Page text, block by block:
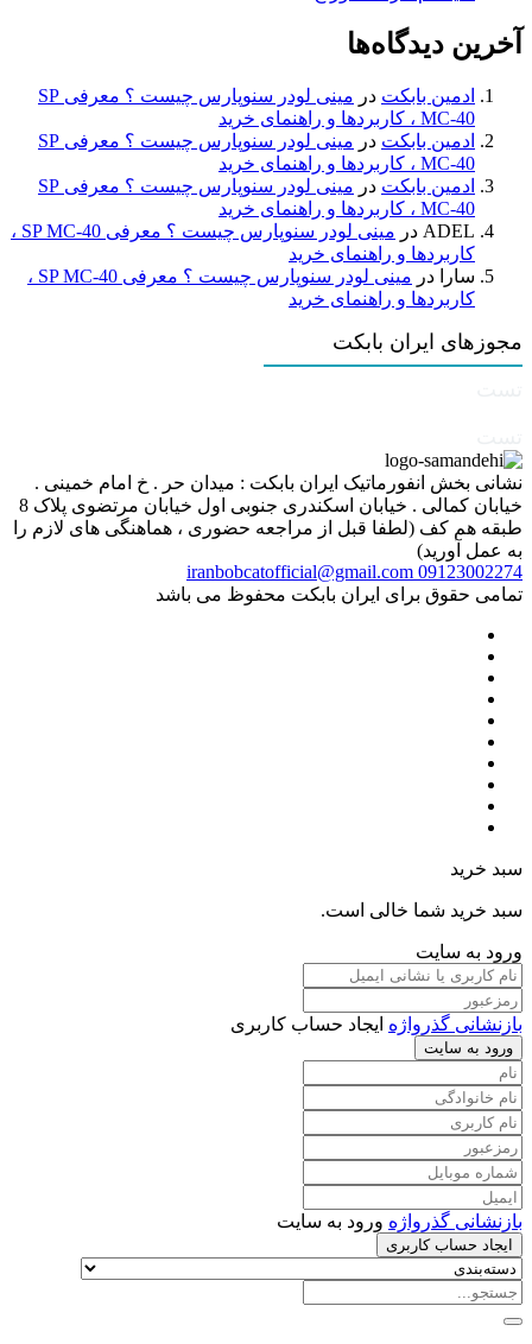
آخرین دیدگاه‌ها
ادمین بابکت در
مینی لودر سنوپارس چیست ؟ معرفی SP
MC-40 ، کاربردها و راهنمای خرید
ادمین بابکت در
مینی لودر سنوپارس چیست ؟ معرفی SP
MC-40 ، کاربردها و راهنمای خرید
ادمین بابکت در
مینی لودر سنوپارس چیست ؟ معرفی SP
MC-40 ، کاربردها و راهنمای خرید
ADEL در
مینی لودر سنوپارس چیست ؟ معرفی SP MC-40 ،
کاربردها و راهنمای خرید
سارا
در
مینی لودر سنوپارس چیست ؟ معرفی SP MC-40 ،
کاربردها و راهنمای خرید
مجوزهای ایران بابکت
نشانی بخش انفورماتیک ایران بابکت : میدان حر . خ امام خمینی .
خیابان کمالی . خیابان اسکندری جنوبی اول خیابان مرتضوی پلاک 8
طبقه هم کف (لطفا قبل از مراجعه حضوری ، هماهنگی های لازم را
به عمل آورید)
09123002274
iranbobcatofficial@gmail.com
تمامی حقوق برای ایران بابکت محفوظ می باشد
سبد خرید
سبد خرید شما خالی است.
ورود به سایت
بازنشانی گذرواژه ایجاد حساب کاربری
ورود به سایت
بازنشانی گذرواژه ورود به سایت
ایجاد حساب کاربری